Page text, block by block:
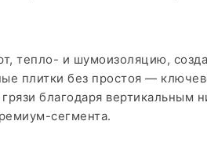
тепло- и шумоизоляцию,
плитки без простоя —
благодаря вертикальным
сегмента.